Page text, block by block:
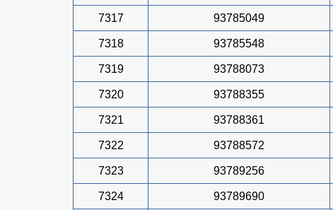
7317 93785049
7318 93785548
7319 93788073
7320 93788355
7321 93788361
7322 93788572
7323 93789256
7324 93789690